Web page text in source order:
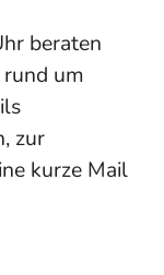
beraten
um
zur
kurze Mail